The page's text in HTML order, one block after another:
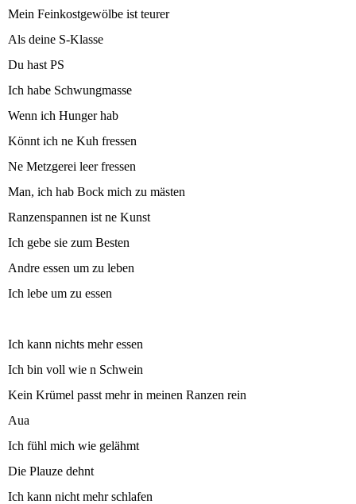
Mein Feinkostgewölbe ist teurer
Als deine S-Klasse
Du hast PS
Ich habe Schwungmasse
Wenn ich Hunger hab
Könnt ich ne Kuh fressen
Ne Metzgerei leer fressen
Man, ich hab Bock mich zu mästen
Ranzenspannen ist ne Kunst
Ich gebe sie zum Besten
Andre essen um zu leben
Ich lebe um zu essen
Ich kann nichts mehr essen
Ich bin voll wie n Schwein
Kein Krümel passt mehr in meinen Ranzen rein
Aua
Ich fühl mich wie gelähmt
Die Plauze dehnt
Ich kann nicht mehr schlafen